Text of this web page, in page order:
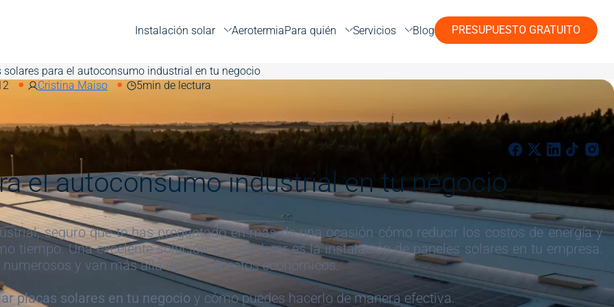
Instalación solar AerotermiaPara quién Servicios Blog PRESUPUESTO GRATUITO
solares para el autoconsumo industrial en tu negocio
Cristina Maiso 5min de lectura
el autoconsumo industrial en tu negocio
seguro que te has preguntado en más de una ocasión cómo reducir los costos de energía y
tiempo. Una excelente solución a considerar es la instalación de paneles solares en tu empresa.
y van más allá de los aspectos económicos.
placas solares en tu negocio y cómo puedes hacerlo de manera efectiva.